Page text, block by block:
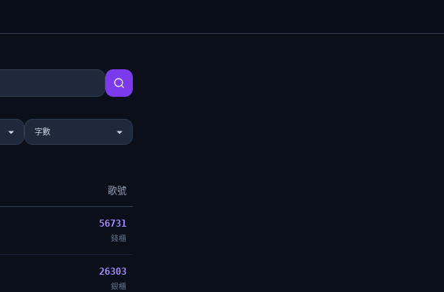
歌號
56731
錢櫃
26303
銀櫃